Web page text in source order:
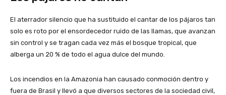
El aterrador silencio que ha sustituido el cantar de los pájaros tan
solo es roto por el ensordecedor ruido de las llamas, que avanzan
sin control y se tragan cada vez más el bosque tropical, que
alberga un 20 % de todo el agua dulce del mundo.
Los incendios en la Amazonia han causado conmoción dentro y
fuera de Brasil y llevó a que diversos sectores de la sociedad civil,